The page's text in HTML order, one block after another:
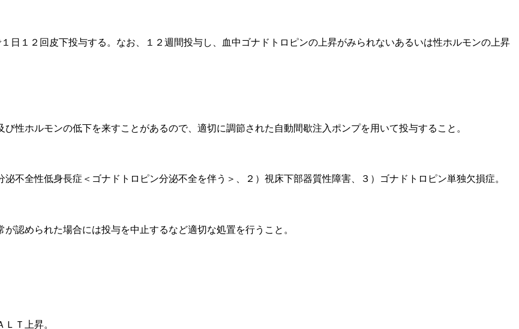
日１２回皮下投与する。なお、１２週間投与し、血中ゴナドトロピンの上昇がみられないあるいは性ホルモンの上昇
性ホルモンの低下を来すことがあるので、適切に調節された自動間歇注入ポンプを用いて投与すること。
不全性低身長症＜ゴナドトロピン分泌不全を伴う＞、２）視床下部器質性障害、３）ゴナドトロピン単独欠損症。
認められた場合には投与を中止するなど適切な処置を行うこと。
Ｔ上昇。